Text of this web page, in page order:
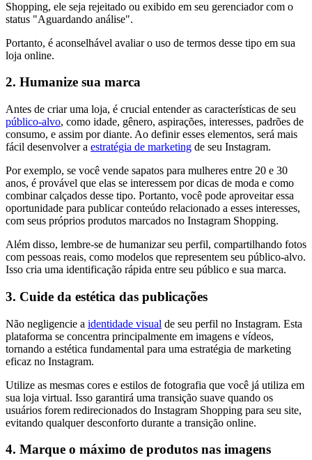
Shopping, ele seja rejeitado ou exibido em seu gerenciador com o
status "Aguardando análise".
Portanto, é aconselhável avaliar o uso de termos desse tipo em sua
loja online.
2. Humanize sua marca
Antes de criar uma loja, é crucial entender as características de seu
público-alvo, como idade, gênero, aspirações, interesses, padrões de
consumo, e assim por diante. Ao definir esses elementos, será mais
fácil desenvolver a estratégia de marketing de seu Instagram.
Por exemplo, se você vende sapatos para mulheres entre 20 e 30
anos, é provável que elas se interessem por dicas de moda e como
combinar calçados desse tipo. Portanto, você pode aproveitar essa
oportunidade para publicar conteúdo relacionado a esses interesses,
com seus próprios produtos marcados no Instagram Shopping.
Além disso, lembre-se de humanizar seu perfil, compartilhando fotos
com pessoas reais, como modelos que representem seu público-alvo.
Isso cria uma identificação rápida entre seu público e sua marca.
3. Cuide da estética das publicações
Não negligencie a identidade visual de seu perfil no Instagram. Esta
plataforma se concentra principalmente em imagens e vídeos,
tornando a estética fundamental para uma estratégia de marketing
eficaz no Instagram.
Utilize as mesmas cores e estilos de fotografia que você já utiliza em
sua loja virtual. Isso garantirá uma transição suave quando os
usuários forem redirecionados do Instagram Shopping para seu site,
evitando qualquer desconforto durante a transição online.
4. Marque o máximo de produtos nas imagens